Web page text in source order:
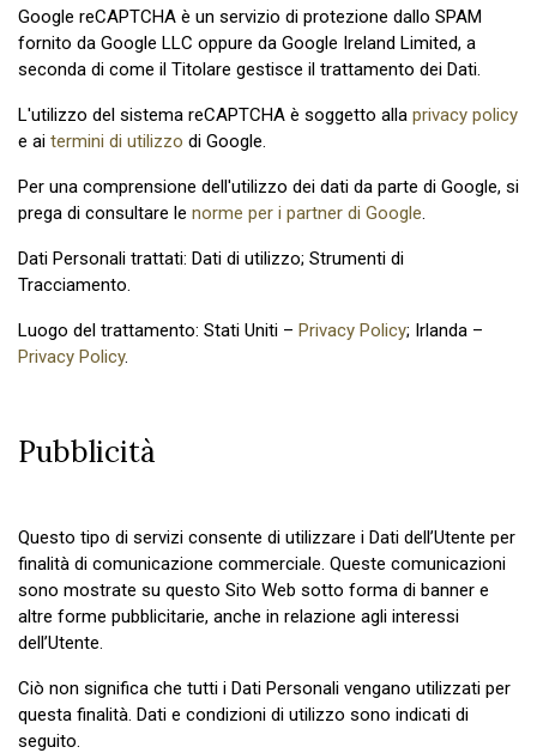
Google reCAPTCHA è un servizio di protezione dallo SPAM
fornito da Google LLC oppure da Google Ireland Limited, a
seconda di come il Titolare gestisce il trattamento dei Dati.
L'utilizzo del sistema reCAPTCHA è soggetto alla privacy policy
e ai termini di utilizzo di Google.
Per una comprensione dell'utilizzo dei dati da parte di Google, si
prega di consultare le norme per i partner di Google.
Dati Personali trattati: Dati di utilizzo; Strumenti di
Tracciamento.
Luogo del trattamento: Stati Uniti – Privacy Policy; Irlanda –
Privacy Policy.
Pubblicità
Questo tipo di servizi consente di utilizzare i Dati dell’Utente per
finalità di comunicazione commerciale. Queste comunicazioni
sono mostrate su questo Sito Web sotto forma di banner e
altre forme pubblicitarie, anche in relazione agli interessi
dell’Utente.
Ciò non significa che tutti i Dati Personali vengano utilizzati per
questa finalità. Dati e condizioni di utilizzo sono indicati di
seguito.